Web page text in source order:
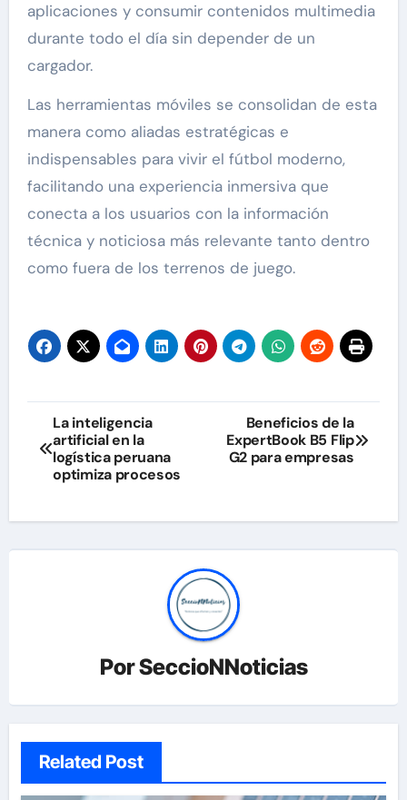
aplicaciones y consumir contenidos multimedia
durante todo el día sin depender de un
cargador.
Las herramientas móviles se consolidan de esta
manera como aliadas estratégicas e
indispensables para vivir el fútbol moderno,
facilitando una experiencia inmersiva que
conecta a los usuarios con la información
técnica y noticiosa más relevante tanto dentro
como fuera de los terrenos de juego.
Navegación
de
entradas
La inteligencia
artificial en la
logística peruana
optimiza procesos
Beneficios de la
ExpertBook B5 Flip
G2 para empresas
PorSeccioNNoticias
Related Post